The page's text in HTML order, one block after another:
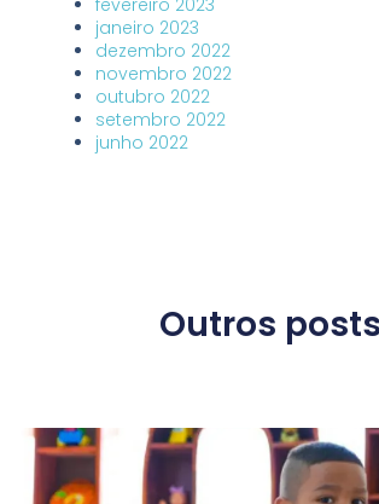
janeiro 2023
dezembro 2022
novembro 2022
outubro 2022
setembro 2022
junho 2022
Outros posts